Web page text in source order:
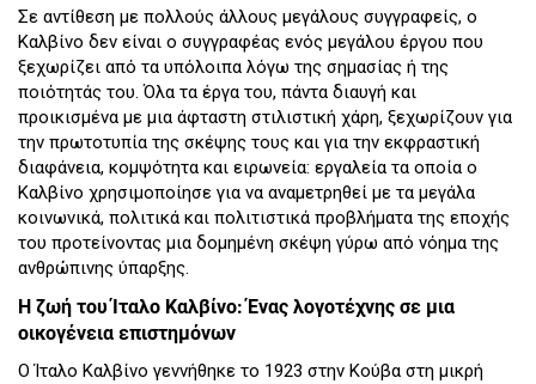
Σε αντίθεση με πολλούς άλλους μεγάλους συγγραφείς, ο
Καλβίνο δεν είναι ο συγγραφέας ενός μεγάλου έργου που
ξεχωρίζει από τα υπόλοιπα λόγω της σημασίας ή της
ποιότητάς του. Όλα τα έργα του, πάντα διαυγή και
προικισμένα με μια άφταστη στιλιστική χάρη, ξεχωρίζουν για
την πρωτοτυπία της σκέψης τους και για την εκφραστική
διαφάνεια, κομψότητα και ειρωνεία: εργαλεία τα οποία ο
Καλβίνο χρησιμοποίησε για να αναμετρηθεί με τα μεγάλα
κοινωνικά, πολιτικά και πολιτιστικά προβλήματα της εποχής
του προτείνοντας μια δομημένη σκέψη γύρω από νόημα της
ανθρώπινης ύπαρξης.
Η ζωή του Ίταλο Καλβίνο: Ένας λογοτέχνης σε μια
οικογένεια επιστημόνων
Ο Ίταλο Καλβίνο γεννήθηκε το 1923 στην Κούβα στη μικρή